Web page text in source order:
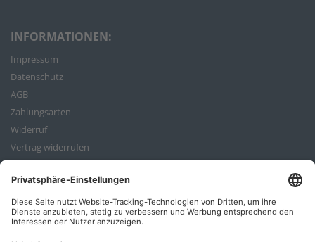
INFORMATIONEN:
Impressum
Datenschutz
AGB
Zahlungsarten
Widerruf
Vertrag widerrufen
Bestellvorgang
ZAHLUNGSARTEN: